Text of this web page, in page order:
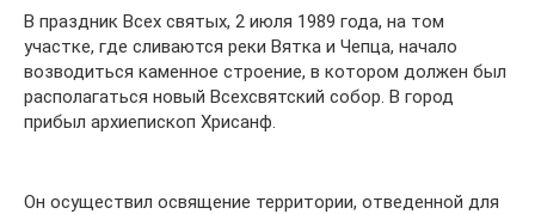
В праздник Всех святых, 2 июля 1989 года, на том
участке, где сливаются реки Вятка и Чепца, начало
возводиться каменное строение, в котором должен был
располагаться новый Всехсвятский собор. В город
прибыл архиепископ Хрисанф.
Он осуществил освящение территории, отведенной для